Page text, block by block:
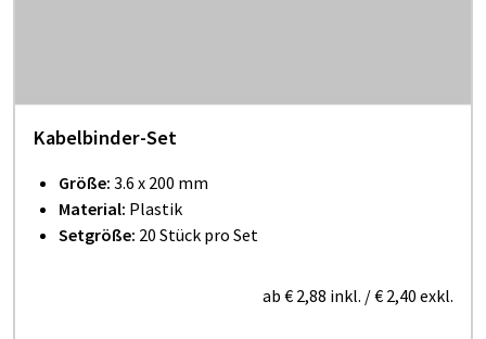
Kabelbinder-Set
Größe: 3.6 x 200 mm
Material: Plastik
Setgröße: 20 Stück pro Set
ab € 2,88 inkl. /€ 2,40 exkl.